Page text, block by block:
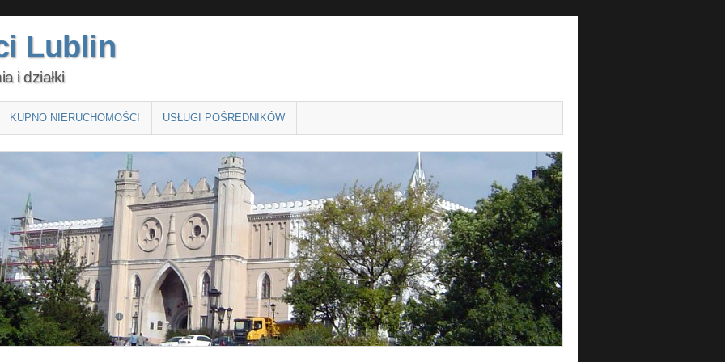
Lublin
i działki
KUPNO NIERUCHOMOŚCI USŁUGI POŚREDNIKÓW